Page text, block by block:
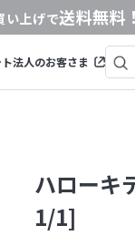
い上げで送料無料！
法人のお客さま
ハローキ
1/1]